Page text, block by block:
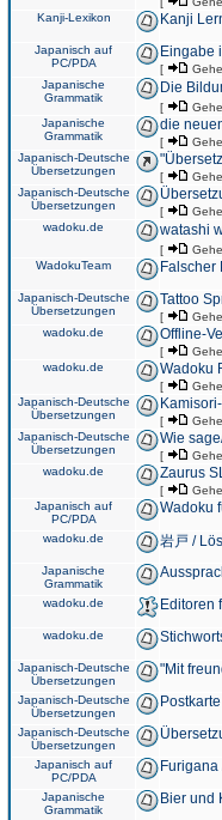
Kanji-Lexikon Kanji
Japanisch auf
PC/PDA
Eingabe
[
Japanische
Grammatik
Die
[
Japanische
Grammatik
die
[
Japanisch-Deutsche
Übersetzungen
[
Japanisch-Deutsche
Übersetzungen
[
wadoku.de watashi
[
WadokuTeam Falscher
Japanisch-Deutsche
Übersetzungen
Tattoo
[
wadoku.de Offline-
[
wadoku.de Wadoku
[
Japanisch-Deutsche
Übersetzungen
[
Japanisch-Deutsche
Übersetzungen
Wie
[
wadoku.de Zaurus
[
Japanisch auf
PC/PDA
Wadoku
wadoku.de 岩戸 /
Japanische
Grammatik
wadoku.de Editoren
wadoku.de
Japanisch-Deutsche
Übersetzungen
"Mit
Japanisch-Deutsche
Übersetzungen
Japanisch-Deutsche
Übersetzungen
Japanisch auf
PC/PDA
Japanische
Grammatik
Bier und